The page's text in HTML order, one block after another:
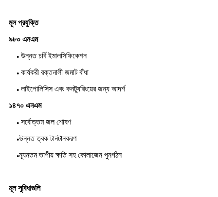
মূল প্রযুক্তি
৯৮০ এনএম
● উন্নত চর্বি ইমালসিফিকেশন
● কার্যকরী রক্তনালী জমাট বাঁধা
● লাইপোলিসিস এবং কনট্যুরিংয়ের জন্য আদর্শ
১৪৭০ এনএম
● সর্বোত্তম জল শোষণ
●উন্নত ত্বক টানটানকরণ
●ন্যূনতম তাপীয় ক্ষতি সহ কোলাজেন পুনর্গঠন
মূল সুবিধাগুলি